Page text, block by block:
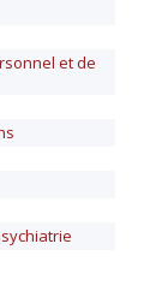
et de